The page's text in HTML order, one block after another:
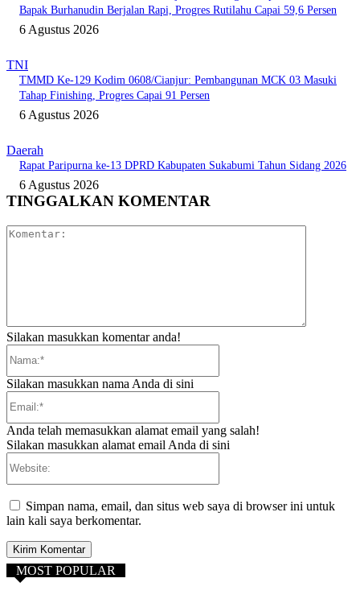
Bapak Burhanudin Berjalan Rapi, Progres Rutilahu Capai 59,6 Persen
6 Agustus 2026
TNI
TMMD Ke-129 Kodim 0608/Cianjur: Pembangunan MCK 03 Masuki
Tahap Finishing, Progres Capai 91 Persen
6 Agustus 2026
Daerah
Rapat Paripurna ke-13 DPRD Kabupaten Sukabumi Tahun Sidang 2026
6 Agustus 2026
TINGGALKAN KOMENTAR
Silakan masukkan komentar anda!
Silakan masukkan nama Anda di sini
Anda telah memasukkan alamat email yang salah!
Silakan masukkan alamat email Anda di sini
Simpan nama, email, dan situs web saya di browser ini untuk
lain kali saya berkomentar.
MOST POPULAR